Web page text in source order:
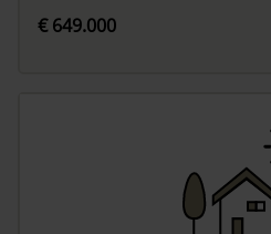
€ 649.000